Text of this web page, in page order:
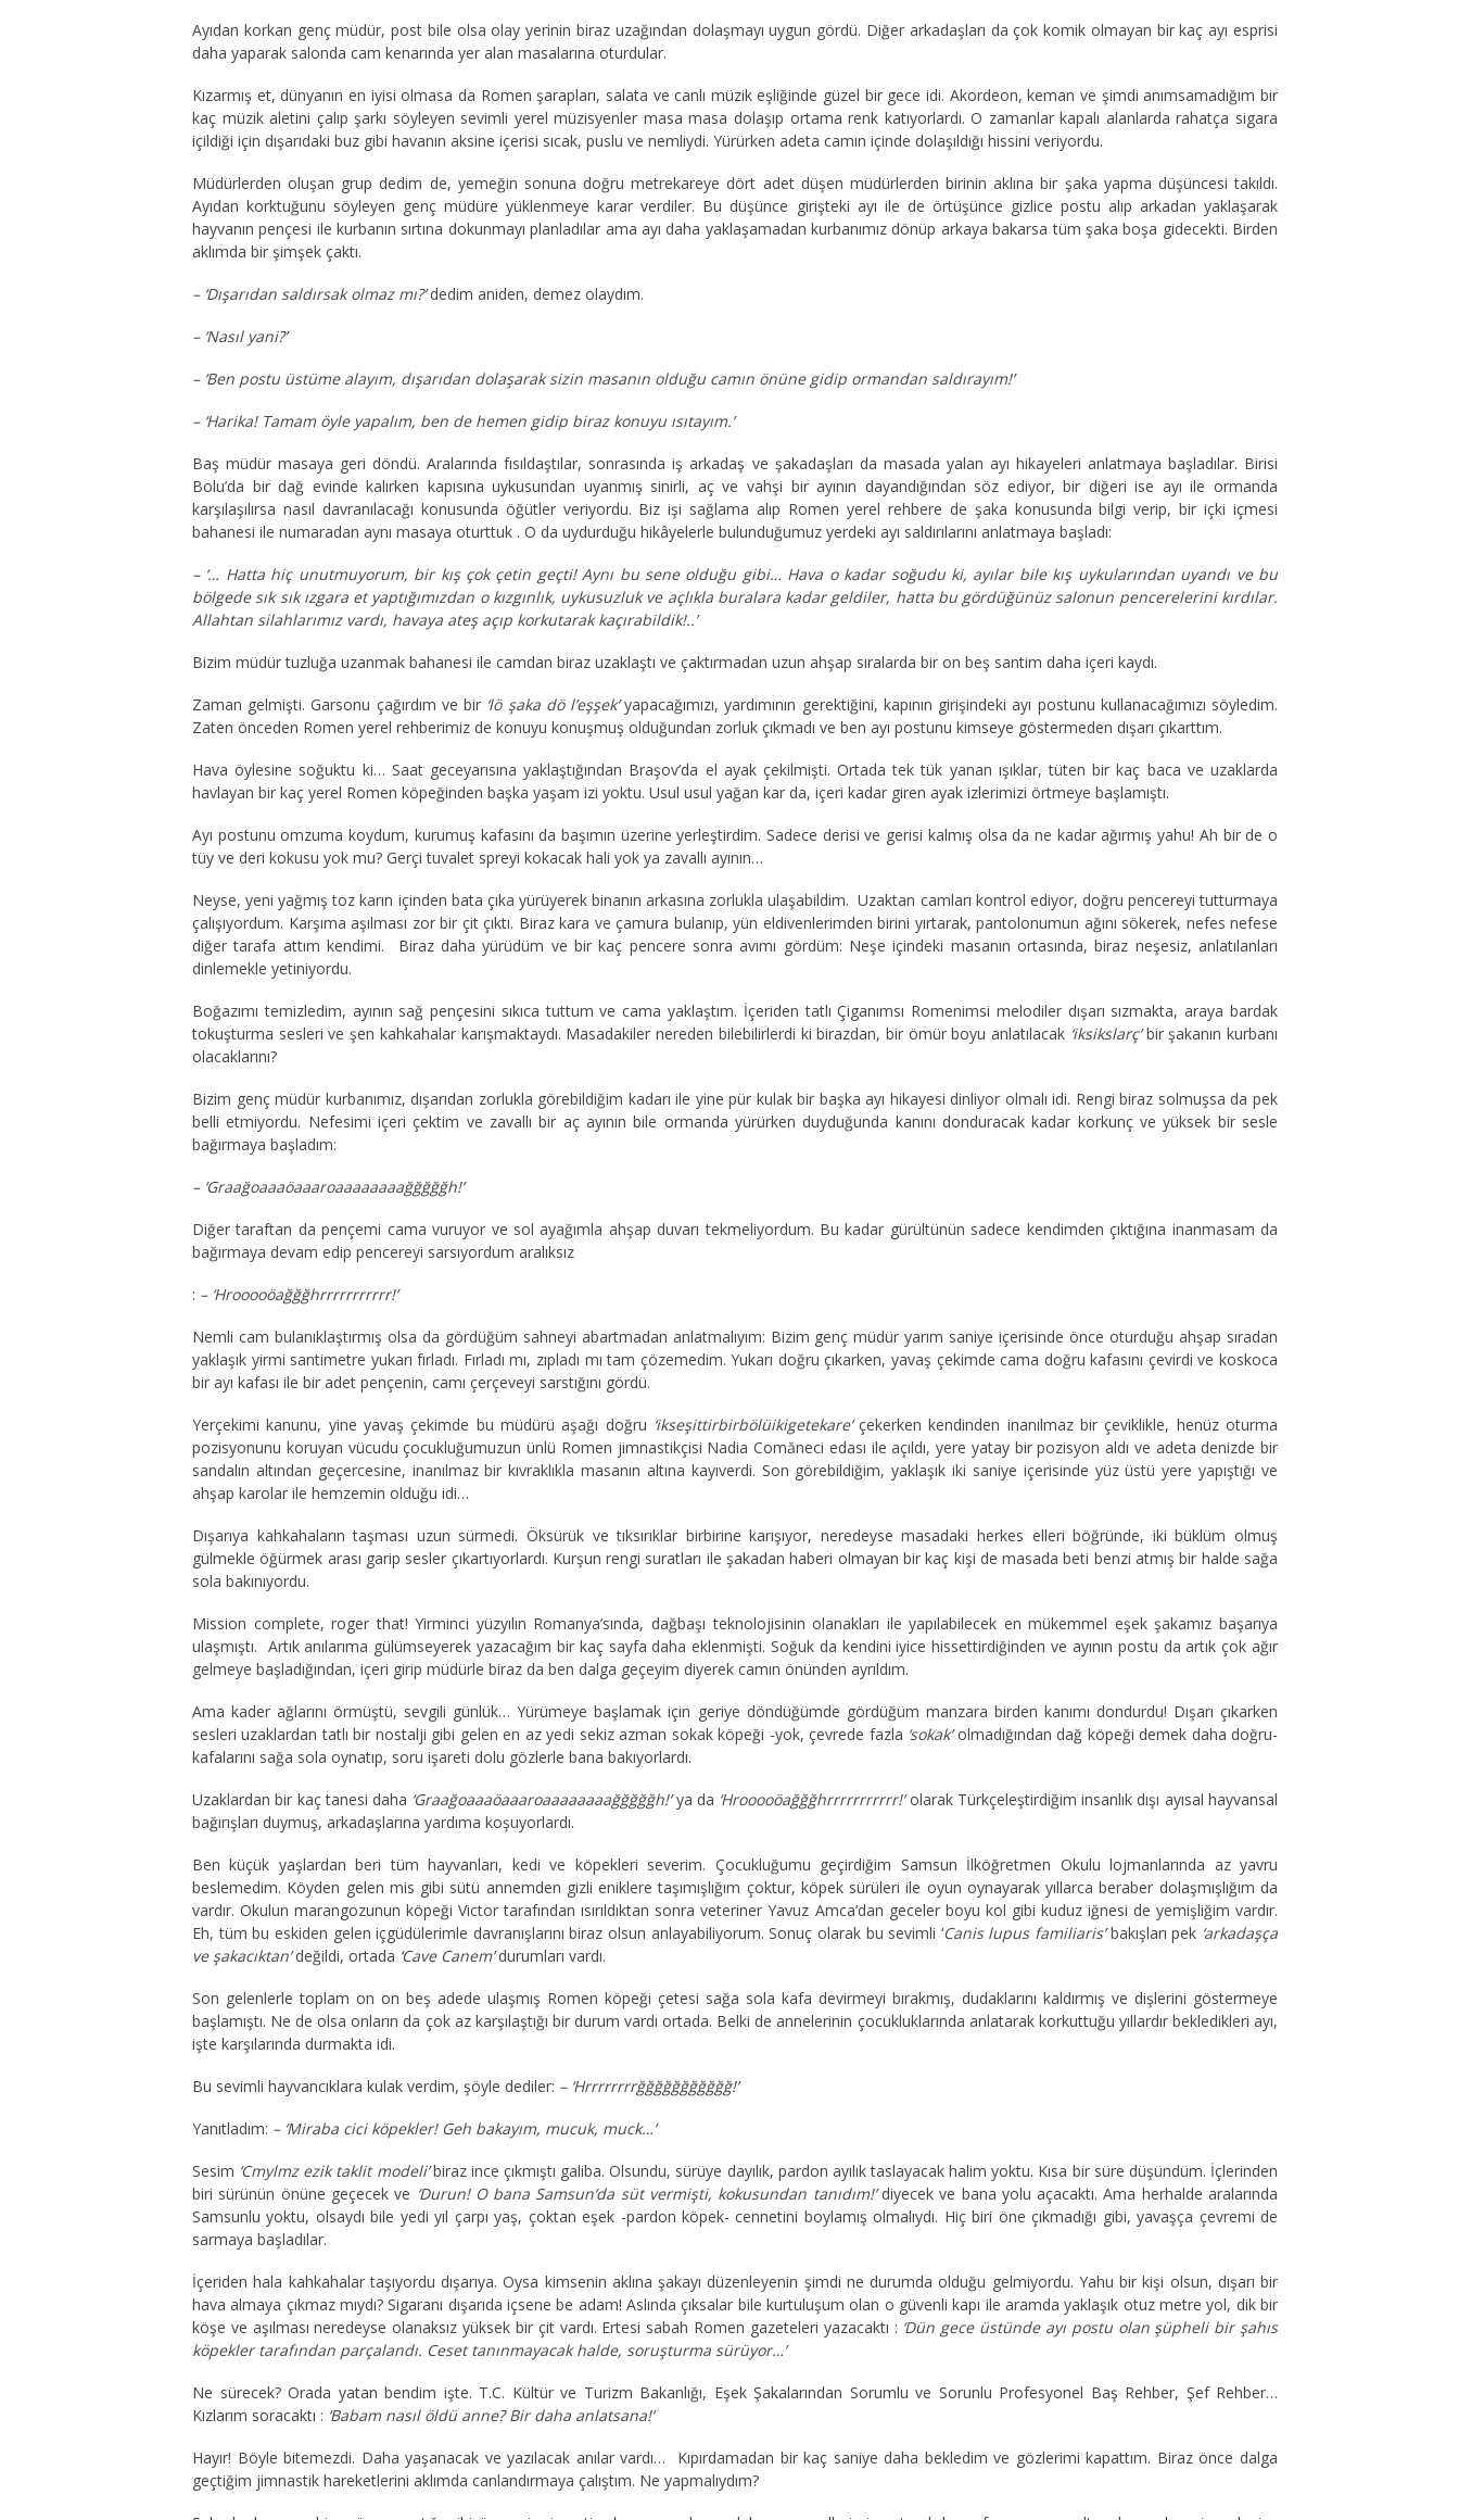
Ayıdan korkan genç müdür, post bile olsa olay yerinin biraz uzağından dolaşmayı uygun gördü. Diğer arkadaşları da çok komik olmayan bir kaç ayı esprisi
daha yaparak salonda cam kenarında yer alan masalarına oturdular.
Kızarmış et, dünyanın en iyisi olmasa da Romen şarapları, salata ve canlı müzik eşliğinde güzel bir gece idi. Akordeon, keman ve şimdi anımsamadığım bir
kaç müzik aletini çalıp şarkı söyleyen sevimli yerel müzisyenler masa masa dolaşıp ortama renk katıyorlardı. O zamanlar kapalı alanlarda rahatça sigara
içildiği için dışarıdaki buz gibi havanın aksine içerisi sıcak, puslu ve nemliydi. Yürürken adeta camın içinde dolaşıldığı hissini veriyordu.
Müdürlerden oluşan grup dedim de, yemeğin sonuna doğru metrekareye dört adet düşen müdürlerden birinin aklına bir şaka yapma düşüncesi takıldı.
Ayıdan korktuğunu söyleyen genç müdüre yüklenmeye karar verdiler. Bu düşünce girişteki ayı ile de örtüşünce gizlice postu alıp arkadan yaklaşarak
hayvanın pençesi ile kurbanın sırtına dokunmayı planladılar ama ayı daha yaklaşamadan kurbanımız dönüp arkaya bakarsa tüm şaka boşa gidecekti. Birden
aklımda bir şimşek çaktı.
– ‘Dışarıdan saldırsak olmaz mı?’dedim aniden, demez olaydım.
– ‘Nasıl yani?’
– ‘Ben postu üstüme alayım, dışarıdan dolaşarak sizin masanın olduğu camın önüne gidip ormandan saldırayım!’
– ‘Harika! Tamam öyle yapalım, ben de hemen gidip biraz konuyu ısıtayım.’
Baş müdür masaya geri döndü. Aralarında fısıldaştılar, sonrasında iş arkadaş ve şakadaşları da masada yalan ayı hikayeleri anlatmaya başladılar. Birisi
Bolu’da bir dağ evinde kalırken kapısına uykusundan uyanmış sinirli, aç ve vahşi bir ayının dayandığından söz ediyor, bir diğeri ise ayı ile ormanda
karşılaşılırsa nasıl davranılacağı konusunda öğütler veriyordu. Biz işi sağlama alıp Romen yerel rehbere de şaka konusunda bilgi verip, bir içki içmesi
bahanesi ile numaradan aynı masaya oturttuk . O da uydurduğu hikâyelerle bulunduğumuz yerdeki ayı saldırılarını anlatmaya başladı:
– ‘… Hatta hiç unutmuyorum, bir kış çok çetin geçti! Aynı bu sene olduğu gibi… Hava o kadar soğudu ki, ayılar bile kış uykularından uyandı ve bu
bölgede sık sık ızgara et yaptığımızdan o kızgınlık, uykusuzluk ve açlıkla buralara kadar geldiler, hatta bu gördüğünüz salonun pencerelerini kırdılar.
Allahtan silahlarımız vardı, havaya ateş açıp korkutarak kaçırabildik!..’
Bizim müdür tuzluğa uzanmak bahanesi ile camdan biraz uzaklaştı ve çaktırmadan uzun ahşap sıralarda bir on beş santim daha içeri kaydı.
Zaman gelmişti. Garsonu çağırdım ve bir ‘lö şaka dö l’eşşek’yapacağımızı, yardımının gerektiğini, kapının girişindeki ayı postunu kullanacağımızı söyledim.
Zaten önceden Romen yerel rehberimiz de konuyu konuşmuş olduğundan zorluk çıkmadı ve ben ayı postunu kimseye göstermeden dışarı çıkarttım.
Hava öylesine soğuktu ki… Saat geceyarısına yaklaştığından Braşov’da el ayak çekilmişti. Ortada tek tük yanan ışıklar, tüten bir kaç baca ve uzaklarda
havlayan bir kaç yerel Romen köpeğinden başka yaşam izi yoktu. Usul usul yağan kar da, içeri kadar giren ayak izlerimizi örtmeye başlamıştı.
Ayı postunu omzuma koydum, kurumuş kafasını da başımın üzerine yerleştirdim. Sadece derisi ve gerisi kalmış olsa da ne kadar ağırmış yahu! Ah bir de o
tüy ve deri kokusu yok mu? Gerçi tuvalet spreyi kokacak hali yok ya zavallı ayının…
Neyse, yeni yağmış toz karın içinden bata çıka yürüyerek binanın arkasına zorlukla ulaşabildim. Uzaktan camları kontrol ediyor, doğru pencereyi tutturmaya
çalışıyordum. Karşıma aşılması zor bir çit çıktı. Biraz kara ve çamura bulanıp, yün eldivenlerimden birini yırtarak, pantolonumun ağını sökerek, nefes nefese
diğer tarafa attım kendimi. Biraz daha yürüdüm ve bir kaç pencere sonra avımı gördüm: Neşe içindeki masanın ortasında, biraz neşesiz, anlatılanları
dinlemekle yetiniyordu.
Boğazımı temizledim, ayının sağ pençesini sıkıca tuttum ve cama yaklaştım. İçeriden tatlı Çiganımsı Romenimsi melodiler dışarı sızmakta, araya bardak
tokuşturma sesleri ve şen kahkahalar karışmaktaydı. Masadakiler nereden bilebilirlerdi ki birazdan, bir ömür boyu anlatılacak ‘iksikslarç’bir şakanın kurbanı
olacaklarını?
Bizim genç müdür kurbanımız, dışarıdan zorlukla görebildiğim kadarı ile yine pür kulak bir başka ayı hikayesi dinliyor olmalı idi. Rengi biraz solmuşsa da pek
belli etmiyordu. Nefesimi içeri çektim ve zavallı bir aç ayının bile ormanda yürürken duyduğunda kanını donduracak kadar korkunç ve yüksek bir sesle
bağırmaya başladım:
– ‘Graağoaaaöaaaroaaaaaaaağğğğğh!’
Diğer taraftan da pençemi cama vuruyor ve sol ayağımla ahşap duvarı tekmeliyordum. Bu kadar gürültünün sadece kendimden çıktığına inanmasam da
bağırmaya devam edip pencereyi sarsıyordum aralıksız
: – ‘Hrooooöağğğhrrrrrrrrrrr!’
Nemli cam bulanıklaştırmış olsa da gördüğüm sahneyi abartmadan anlatmalıyım: Bizim genç müdür yarım saniye içerisinde önce oturduğu ahşap sıradan
yaklaşık yirmi santimetre yukarı fırladı. Fırladı mı, zıpladı mı tam çözemedim. Yukarı doğru çıkarken, yavaş çekimde cama doğru kafasını çevirdi ve koskoca
bir ayı kafası ile bir adet pençenin, camı çerçeveyi sarstığını gördü.
Yerçekimi kanunu, yine yavaş çekimde bu müdürü aşağı doğru ‘ikseşittirbirbölüikigetekare’çekerken kendinden inanılmaz bir çeviklikle, henüz oturma
pozisyonunu koruyan vücudu çocukluğumuzun ünlü Romen jimnastikçisi Nadia Comăneci edası ile açıldı, yere yatay bir pozisyon aldı ve adeta denizde bir
sandalın altından geçercesine, inanılmaz bir kıvraklıkla masanın altına kayıverdi. Son görebildiğim, yaklaşık iki saniye içerisinde yüz üstü yere yapıştığı ve
ahşap karolar ile hemzemin olduğu idi…
Dışarıya kahkahaların taşması uzun sürmedi. Öksürük ve tıksırıklar birbirine karışıyor, neredeyse masadaki herkes elleri böğründe, iki büklüm olmuş
gülmekle öğürmek arası garip sesler çıkartıyorlardı. Kurşun rengi suratları ile şakadan haberi olmayan bir kaç kişi de masada beti benzi atmış bir halde sağa
sola bakınıyordu.
Mission complete, roger that! Yirminci yüzyılın Romanya’sında, dağbaşı teknolojisinin olanakları ile yapılabilecek en mükemmel eşek şakamız başarıya
ulaşmıştı. Artık anılarıma gülümseyerek yazacağım bir kaç sayfa daha eklenmişti. Soğuk da kendini iyice hissettirdiğinden ve ayının postu da artık çok ağır
gelmeye başladığından, içeri girip müdürle biraz da ben dalga geçeyim diyerek camın önünden ayrıldım.
Ama kader ağlarını örmüştü, sevgili günlük… Yürümeye başlamak için geriye döndüğümde gördüğüm manzara birden kanımı dondurdu! Dışarı çıkarken
sesleri uzaklardan tatlı bir nostalji gibi gelen en az yedi sekiz azman sokak köpeği -yok, çevrede fazla ‘sokak’olmadığından dağ köpeği demek daha doğru-
kafalarını sağa sola oynatıp, soru işareti dolu gözlerle bana bakıyorlardı.
Uzaklardan bir kaç tanesi daha ‘Graağoaaaöaaaroaaaaaaaağğğğğh!’ya da ‘Hrooooöağğğhrrrrrrrrrrr!’olarak Türkçeleştirdiğim insanlık dışı ayısal hayvansal
bağırışları duymuş, arkadaşlarına yardıma koşuyorlardı.
Ben küçük yaşlardan beri tüm hayvanları, kedi ve köpekleri severim. Çocukluğumu geçirdiğim Samsun İlköğretmen Okulu lojmanlarında az yavru
beslemedim. Köyden gelen mis gibi sütü annemden gizli eniklere taşımışlığım çoktur, köpek sürüleri ile oyun oynayarak yıllarca beraber dolaşmışlığım da
vardır. Okulun marangozunun köpeği Victor tarafından ısırıldıktan sonra veteriner Yavuz Amca’dan geceler boyu kol gibi kuduz iğnesi de yemişliğim vardır.
Eh, tüm bu eskiden gelen içgüdülerimle davranışlarını biraz olsun anlayabiliyorum. Sonuç olarak bu sevimli ‘Canis lupus familiaris’bakışları pek ‘arkadaşça
ve şakacıktan’değildi, ortada ‘Cave Canem’durumları vardı.
Son gelenlerle toplam on on beş adede ulaşmış Romen köpeği çetesi sağa sola kafa devirmeyi bırakmış, dudaklarını kaldırmış ve dişlerini göstermeye
başlamıştı. Ne de olsa onların da çok az karşılaştığı bir durum vardı ortada. Belki de annelerinin çocukluklarında anlatarak korkuttuğu yıllardır bekledikleri ayı,
işte karşılarında durmakta idi.
Bu sevimli hayvancıklara kulak verdim, şöyle dediler: – ‘Hrrrrrrrrğğğğğğğğğğğ!’
Yanıtladım: – ‘Miraba cici köpekler! Geh bakayım, mucuk, muck…’
Sesim ‘Cmylmz ezik taklit modeli’biraz ince çıkmıştı galiba. Olsundu, sürüye dayılık, pardon ayılık taslayacak halim yoktu. Kısa bir süre düşündüm. İçlerinden
biri sürünün önüne geçecek ve ‘Durun! O bana Samsun’da süt vermişti, kokusundan tanıdım!’diyecek ve bana yolu açacaktı. Ama herhalde aralarında
Samsunlu yoktu, olsaydı bile yedi yıl çarpı yaş, çoktan eşek -pardon köpek- cennetini boylamış olmalıydı. Hiç biri öne çıkmadığı gibi, yavaşça çevremi de
sarmaya başladılar.
İçeriden hala kahkahalar taşıyordu dışarıya. Oysa kimsenin aklına şakayı düzenleyenin şimdi ne durumda olduğu gelmiyordu. Yahu bir kişi olsun, dışarı bir
hava almaya çıkmaz mıydı? Sigaranı dışarıda içsene be adam! Aslında çıksalar bile kurtuluşum olan o güvenli kapı ile aramda yaklaşık otuz metre yol, dik bir
köşe ve aşılması neredeyse olanaksız yüksek bir çit vardı. Ertesi sabah Romen gazeteleri yazacaktı : ‘Dün gece üstünde ayı postu olan şüpheli bir şahıs
köpekler tarafından parçalandı. Ceset tanınmayacak halde, soruşturma sürüyor…’
Ne sürecek? Orada yatan bendim işte. T.C. Kültür ve Turizm Bakanlığı, Eşek Şakalarından Sorumlu ve Sorunlu Profesyonel Baş Rehber, Şef Rehber…
Kızlarım soracaktı : ‘Babam nasıl öldü anne? Bir daha anlatsana!’
Hayır! Böyle bitemezdi. Daha yaşanacak ve yazılacak anılar vardı… Kıpırdamadan bir kaç saniye daha bekledim ve gözlerimi kapattım. Biraz önce dalga
geçtiğim jimnastik hareketlerini aklımda canlandırmaya çalıştım. Ne yapmalıydım?